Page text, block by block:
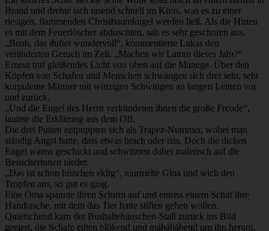
Brand und drehte sich rasend schnell im Kreis, was es zu einer
riesigen, flammenden Christbaumkugel werden ließ. Als die Hirten
es mit dem Feuerlöscher abduschten, sah es sehr geschoren aus.
„Boah, das duftet wundervoll“, kommentierte Lukas den
veränderten Geruch im Zelt. „Machen wir Lamm dieses Jahr?“
Erneut traf gleißendes Licht von oben auf die Manege. Über den
Köpfen von Schafen und Menschen schwangen sich drei sehr, sehr
korpulente Männer mit winzigen Schwingen an langen Leinen vor
und zurück.
„Und die Engel des Herrn verkündeten ihnen die große Freude“,
lautete die Erklärung aus dem Off.
Die drei Putten entpuppten sich als Trapez-Nummer, wobei man
ständig Angst hatte, dass etwas brach oder riss. Doch die dicken
Engel waren geschickt und schwitzten dabei malerisch auf die
Besucherinnen nieder.
„Das ist schon bisschen eklig“, murmelte Gina und wich den
Tropfen aus, so gut es ging.
Eine Oma spannte ihren Schirm auf und entriss einem Schaf ihre
Handtasche, mit dem das Tier hatte stiften gehen wollen.
Quietschend kam der Bushaltehäuschen-Stall zurück ins Bild
geeiert, die Schafe eilten blökend und mähähähend um ihn herum.